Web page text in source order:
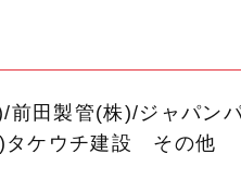
前田製管(株)/ジャパン
タケウチ建設 その他